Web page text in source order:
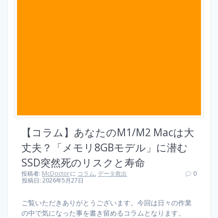
【コラム】あなたのM1/M2 Macは大
丈夫？「メモリ8GBモデル」に潜む
SSD突然死のリスクと寿命
投稿者: McDoctorに コラム, データ救出
投稿日: 2026年5月27日
0
ご覧いただきありがとうございます。今回は日々の作業
の中で気になった事を書き留めるコラムとなります。